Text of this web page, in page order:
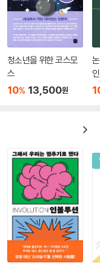
청소년을 위한 코스모
스
10% 13,500원